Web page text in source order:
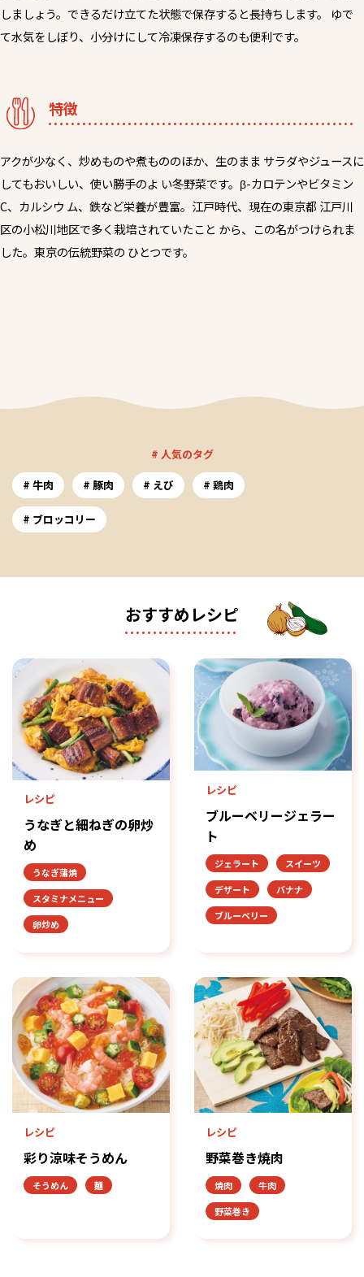
しましょう。できるだけ立てた状態で保存すると長持ちします。 ゆで
て水気をしぼり、小分けにして冷凍保存するのも便利です。
特徴
アクが少なく、炒めものや煮もののほか、生のまま サラダやジュースに
してもおいしい、使い勝手のよ い冬野菜です。β-カロテンやビタミン
C、カルシウ ム、鉄など栄養が豊富。江戸時代、現在の東京都 江戸川
区の小松川地区で多く栽培されていたこと から、この名がつけられま
した。東京の伝統野菜の ひとつです。
# 人気のタグ
牛肉
豚肉 えび 鶏肉
ブロッコリー
おすすめレシピ
レシピ
うなぎと細ねぎの卵炒
め
うなぎ蒲焼
スタミナメニュー
卵炒め
レシピ
ブルーベリージェラー
ト
ジェラート
スイーツ
デザート
バナナ
ブルーベリー
レシピ
彩り涼味そうめん
そうめん 麺
レシピ
野菜巻き焼肉
焼肉
牛肉
野菜巻き